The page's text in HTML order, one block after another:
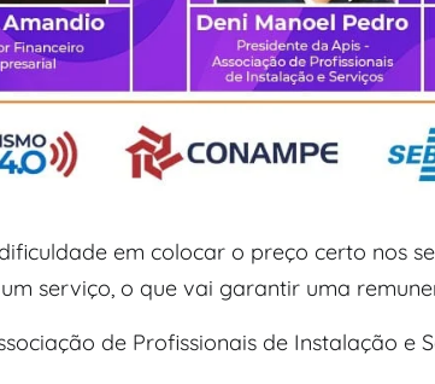
em colocar o preço certo nos
serviço, o que vai garantir uma
de Profissionais de Instalação e